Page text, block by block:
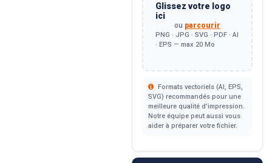
Glissez votre logo
ici
ou parcourir
PNG · JPG · SVG · PDF · AI
· EPS — max 20 Mo
Formats vectoriels (AI, EPS,
SVG) recommandés pour une
meilleure qualité d'impression.
Notre équipe peut aussi vous
aider à préparer votre fichier.